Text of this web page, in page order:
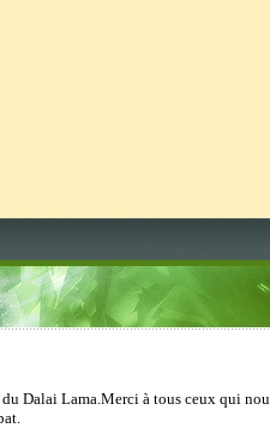
Dalai Lama.Merci à tous ceux qui